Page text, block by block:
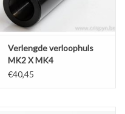
Verlengde verloophuls
MK2 X MK4
€40,45